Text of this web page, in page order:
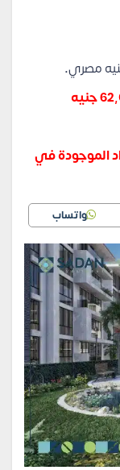
مصري.
62,000,000 جنيه
الموجودة في
واتساب